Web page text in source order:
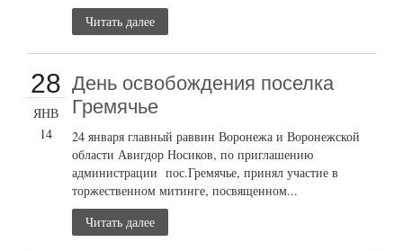
Читать далее
28
ЯНВ
14
День освобождения поселка
Гремячье
24 января главный раввин Воронежа и Воронежской
области Авигдор Носиков, по приглашению
администрации пос.Гремячье, принял участие в
торжественном митинге, посвященном...
Читать далее